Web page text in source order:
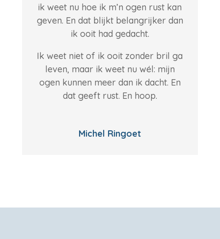
ik weet nu hoe ik m’n ogen rust kan
geven. En dat blijkt belangrijker dan
ik ooit had gedacht.
Ik weet niet of ik ooit zonder bril ga
leven, maar ik weet nu wél: mijn
ogen kunnen meer dan ik dacht. En
dat geeft rust. En hoop.
Michel Ringoet